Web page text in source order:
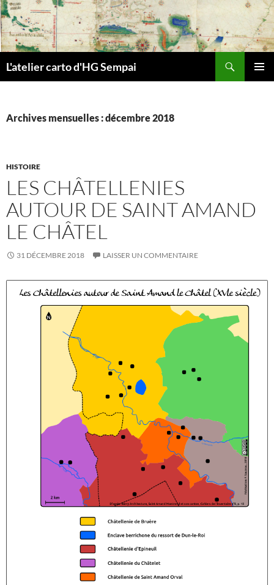
Aller
au
contenu
L'atelier carto d'HG Sempai
Archives mensuelles : décembre 2018
HISTOIRE
LES CHÂTELLENIES
AUTOUR DE SAINT AMAND
LE CHÂTEL
31 DÉCEMBRE 2018 LAISSER UN COMMENTAIRE